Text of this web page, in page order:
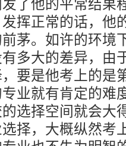
他的平常结果
挥正常的话，他
茅。如许的环境
多大的差异，由
要是他考上的是
业就有肯定的难
选择空间就会大
择，大概纵然考